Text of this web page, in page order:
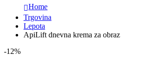
Home
Trgovina
Lepota
ApiLift dnevna krema za obraz
-12%